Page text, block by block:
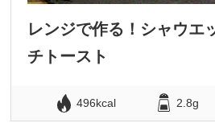
レンジで作る！シャウエ
チトースト
496kcal 2.8g